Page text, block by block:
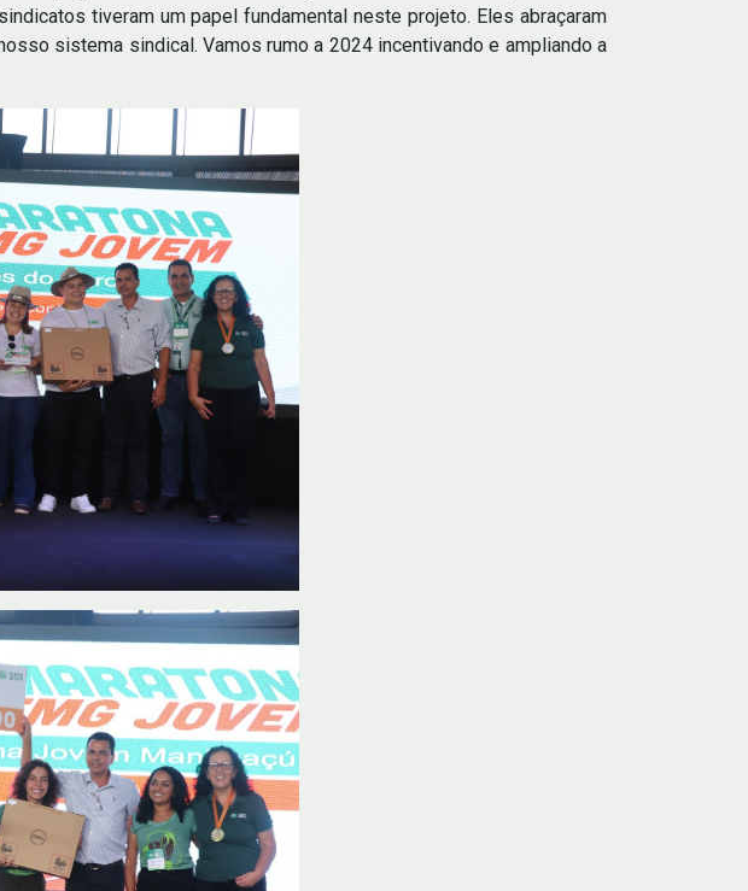
tiveram um papel fundamental neste projeto. Eles abraçaram
sistema sindical. Vamos rumo a 2024 incentivando e ampliando a